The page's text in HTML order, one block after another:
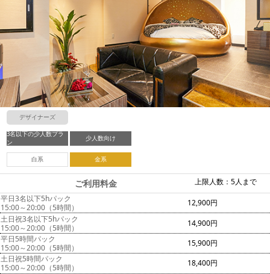
デザイナーズ
3名以下の少人数プラ
ン
少人数向け
白系 金系
上限人数：5人まで
ご利用料金
平日3名以下5hパック
15:00～20:00（5時間）
12,900円
土日祝3名以下5hパック
15:00～20:00（5時間）
14,900円
平日5時間パック
15:00～20:00（5時間）
15,900円
土日祝5時間パック
15:00～20:00（5時間）
18,400円